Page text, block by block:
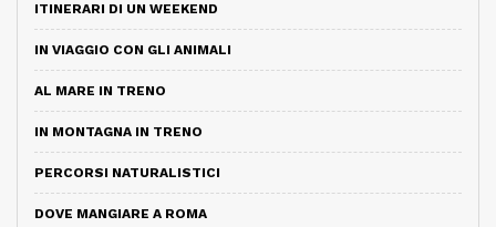
ITINERARI DI UN WEEKEND
IN VIAGGIO CON GLI ANIMALI
AL MARE IN TRENO
IN MONTAGNA IN TRENO
PERCORSI NATURALISTICI
DOVE MANGIARE A ROMA